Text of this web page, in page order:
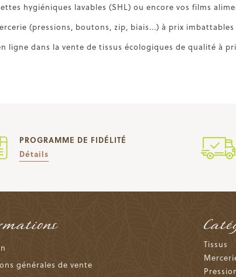
hygiéniques lavables (SHL) ou encore vos films
(pressions, boutons, zip, biais...) à prix
ligne dans la vente de tissus écologiques de qualité à
PROGRAMME DE FIDÉLITÉ
Détails
générales de vente
Tissus